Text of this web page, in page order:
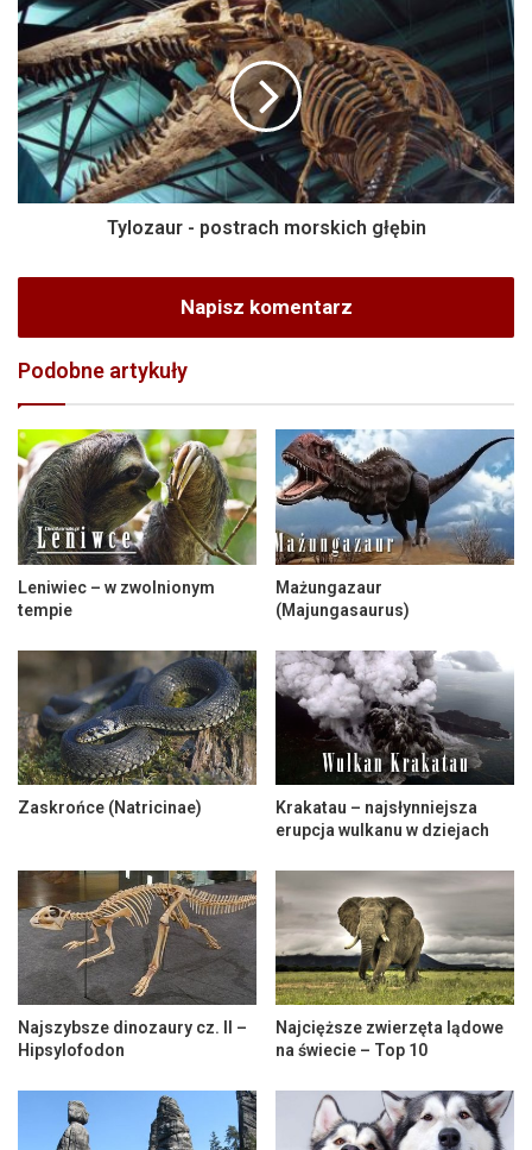
Tylozaur - postrach morskich głębin
Napisz komentarz
Podobne artykuły
Leniwiec – w zwolnionym
tempie
Mażungazaur
(Majungasaurus)
Zaskrońce (Natricinae)
Krakatau – najsłynniejsza
erupcja wulkanu w dziejach
Najszybsze dinozaury cz. II –
Hipsylofodon
Najcięższe zwierzęta lądowe
na świecie – Top 10